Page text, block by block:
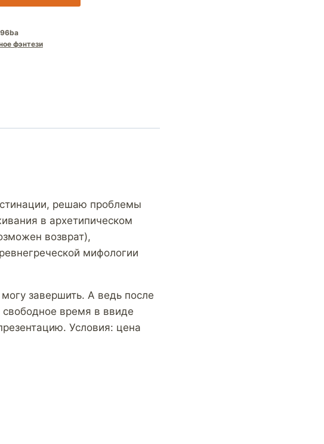
фэнтези
решаю проблемы
в архетипическом
возврат),
мифологии
завершить. А ведь после
время в ввиде
Условия: цена